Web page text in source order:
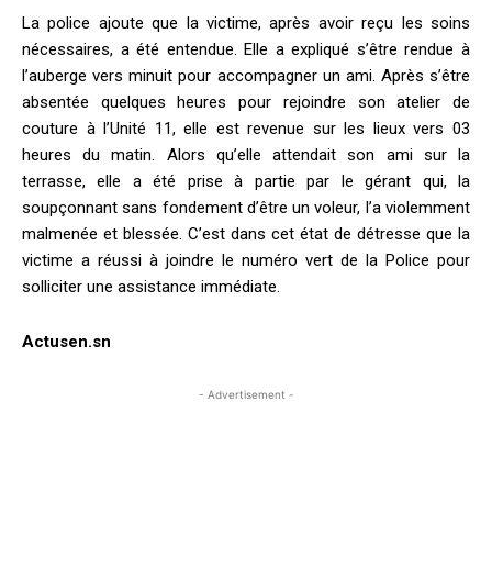
La police ajoute que la victime, après avoir reçu les soins
nécessaires, a été entendue. Elle a expliqué s’être rendue à
l’auberge vers minuit pour accompagner un ami. Après s’être
absentée quelques heures pour rejoindre son atelier de
couture à l’Unité 11, elle est revenue sur les lieux vers 03
heures du matin. Alors qu’elle attendait son ami sur la
terrasse, elle a été prise à partie par le gérant qui, la
soupçonnant sans fondement d’être un voleur, l’a violemment
malmenée et blessée. C’est dans cet état de détresse que la
victime a réussi à joindre le numéro vert de la Police pour
solliciter une assistance immédiate.
Actusen.sn
- Advertisement -